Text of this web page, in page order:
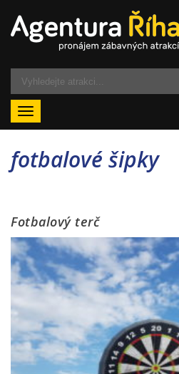
Menu
fotbalové šipky
Fotbalový terč